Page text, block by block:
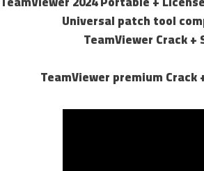
Universal patch tool
TeamViewer Crack
TeamViewer premium Crack